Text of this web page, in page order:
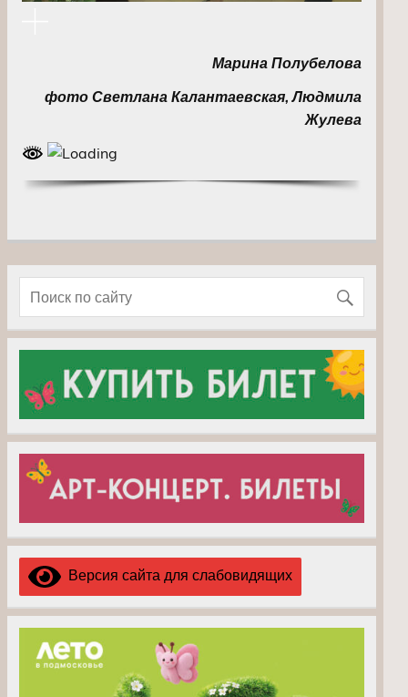
Марина Полубелова
фото Светлана Калантаевская, Людмила
Жулева
Версия сайта для слабовидящих